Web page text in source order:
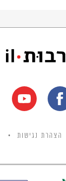
הצהרת נגישות